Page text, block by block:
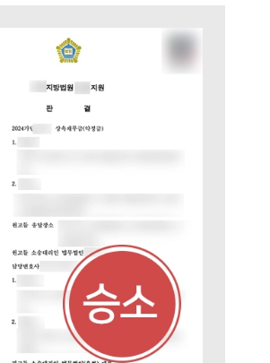
대륜법률상담예약
대륜법률상담예약